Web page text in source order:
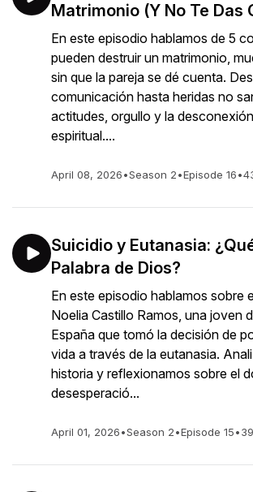
Matrimonio (Y No Te Das
En este episodio hablamos de 5
pueden destruir un matrimonio,
sin que la pareja se dé cuenta.
comunicación hasta heridas no
actitudes, orgullo y la
espiritual....
April 08, 2026•Season 2•Episode 16•
Suicidio y Eutanasia:
Palabra de Dios?
En este episodio hablamos sobre
Noelia Castillo Ramos, una joven
España que tomó la decisión de
vida a través de la eutanasia.
historia y reflexionamos sobre el
desesperació...
April 01, 2026•Season 2•Episode 15•